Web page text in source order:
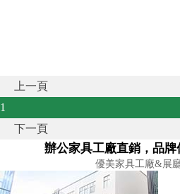
上一頁
1
下一頁
辦公家具工廠直銷，品
優美家具工廠&展